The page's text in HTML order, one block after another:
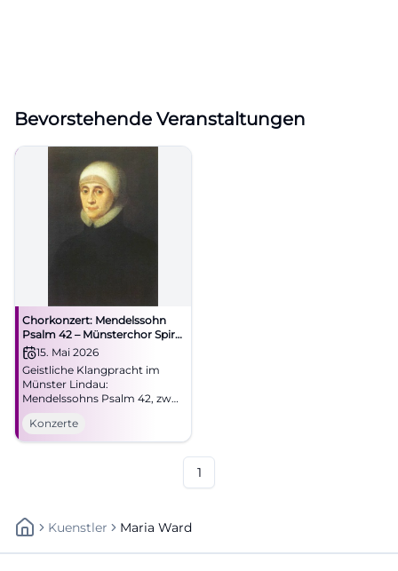
Bevorstehende Veranstaltungen
Chorkonzert: Mendelssohn
Psalm 42 – Münsterchor Spirit
& Maria‑Ward‑Realschule
15. Mai 2026
Geistliche Klangpracht im
Münster Lindau:
Mendelssohns Psalm 42, zwei
Chöre, starke Akustik. Am
15.05.2026 um 18:00 Uhr.
Barrierefreier Zugang,
Konzerte
1
Kuenstler Maria Ward